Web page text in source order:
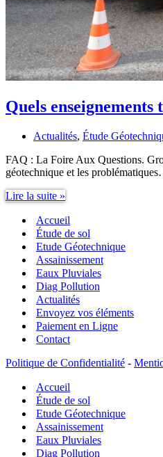
Quels enseignements
Actualités, Étude
FAQ : La Foire Aux Questions.
géotechnique et les
Lire la suite »
tirer
d’une
étude
de
sol
?
Accueil
Étude de sol
Etude Géotechnique
Assainissement
Eaux Pluviales
Diag Pollution
Actualités
Envoyez vos éléments
Paiement en Ligne
Contact
Politique de Confidentialité -
Accueil
Étude de sol
Etude Géotechnique
Assainissement
Eaux Pluviales
Diag Pollution